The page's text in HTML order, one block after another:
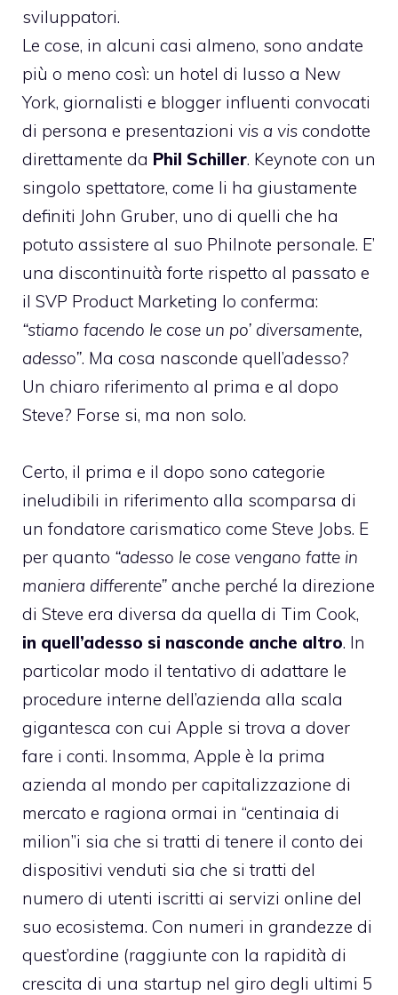
sviluppatori.
Le cose, in alcuni casi almeno, sono andate
più o meno così: un hotel di lusso a New
York, giornalisti e blogger influenti convocati
di persona e presentazioni vis a vis condotte
direttamente da Phil Schiller. Keynote con un
singolo spettatore, come li ha giustamente
definiti John Gruber, uno di quelli che ha
potuto assistere al suo Philnote personale. E’
una discontinuità forte rispetto al passato e
il SVP Product Marketing lo conferma:
“stiamo facendo le cose un po’ diversamente,
adesso”. Ma cosa nasconde quell’adesso?
Un chiaro riferimento al prima e al dopo
Steve? Forse si, ma non solo.
Certo, il prima e il dopo sono categorie
ineludibili in riferimento alla scomparsa di
un fondatore carismatico come Steve Jobs. E
per quanto “adesso le cose vengano fatte in
maniera differente” anche perché la direzione
di Steve era diversa da quella di Tim Cook,
in quell’adesso si nasconde anche altro. In
particolar modo il tentativo di adattare le
procedure interne dell’azienda alla scala
gigantesca con cui Apple si trova a dover
fare i conti. Insomma, Apple è la prima
azienda al mondo per capitalizzazione di
mercato e ragiona ormai in “centinaia di
milion”i sia che si tratti di tenere il conto dei
dispositivi venduti sia che si tratti del
numero di utenti iscritti ai servizi online del
suo ecosistema. Con numeri in grandezze di
quest’ordine (raggiunte con la rapidità di
crescita di una startup nel giro degli ultimi 5